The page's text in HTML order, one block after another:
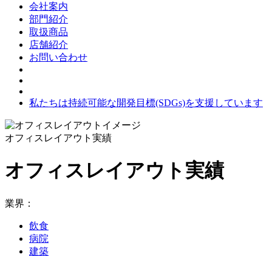
会社案内
部門紹介
取扱商品
店舗紹介
お問い合わせ
私たちは持続可能な開発目標(SDGs)を支援しています
オフィスレイアウト実績
オフィスレイアウト実績
業界：
飲食
病院
建築